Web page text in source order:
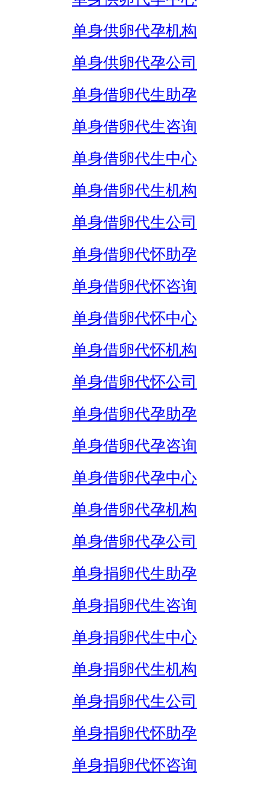
单身供卵代孕机构
单身供卵代孕公司
单身借卵代生助孕
单身借卵代生咨询
单身借卵代生中心
单身借卵代生机构
单身借卵代生公司
单身借卵代怀助孕
单身借卵代怀咨询
单身借卵代怀中心
单身借卵代怀机构
单身借卵代怀公司
单身借卵代孕助孕
单身借卵代孕咨询
单身借卵代孕中心
单身借卵代孕机构
单身借卵代孕公司
单身捐卵代生助孕
单身捐卵代生咨询
单身捐卵代生中心
单身捐卵代生机构
单身捐卵代生公司
单身捐卵代怀助孕
单身捐卵代怀咨询